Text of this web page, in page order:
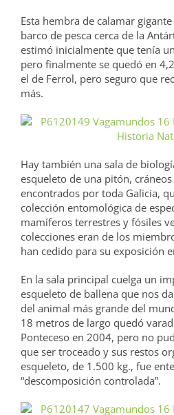
Esta hembra de calamar
barco de pesca cerca de la
estimó inicialmente que tenía
pero finalmente se quedó en
el de Ferrol, pero seguro que
más.
Hay también una sala de
esqueleto de una pitón,
encontrados por toda Galicia,
colección entomológica de
mamíferos terrestres y fósiles
colecciones eran de los
han cedido para su exposición
En la sala principal cuelga un
esqueleto de ballena que nos
del animal más grande del
18 metros de largo quedó
Ponteceso en 2004, pero no
que ser troceado y sus restos
esqueleto, de 1.500 kg., fue
“descomposición controlada”.